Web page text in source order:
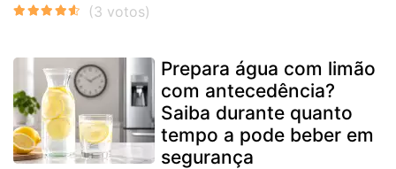
Prepara água com limão
com antecedência?
Saiba durante quanto
tempo a pode beber em
segurança